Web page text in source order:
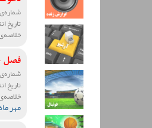
تاریخ
فصل
تاریخ
مهر